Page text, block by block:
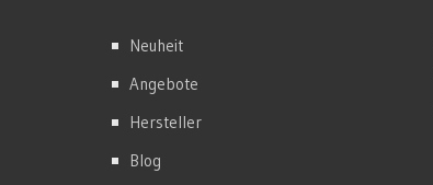
Neuheit
Angebote
Hersteller
Blog